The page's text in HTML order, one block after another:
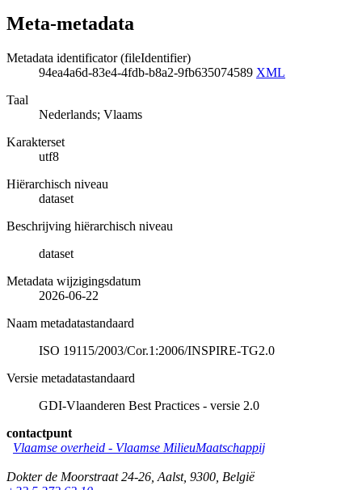
Meta-metadata
Metadata identificator (fileIdentifier)
94ea4a6d-83e4-4fdb-b8a2-9fb635074589 XML
Taal
Nederlands; Vlaams
Karakterset
utf8
Hiërarchisch niveau
dataset
Beschrijving hiërarchisch niveau
dataset
Metadata wijzigingsdatum
2026-06-22
Naam metadatastandaard
ISO 19115/2003/Cor.1:2006/INSPIRE-TG2.0
Versie metadatastandaard
GDI-Vlaanderen Best Practices - versie 2.0
contactpunt
Vlaamse overheid - Vlaamse MilieuMaatschappij
Dokter de Moorstraat 24-26 Aalst, 9300 België